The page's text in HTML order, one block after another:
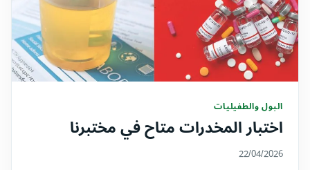
البول والطفيليات
اختبار المخدرات متاح في مختبرنا
22/04/2026